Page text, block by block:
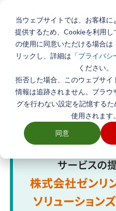
当ウェブサイトでは、お客様に
提供するため、Cookieを利用し
の使用に同意いただける場合は
リックし、詳細は 「プライバシ
ください。
拒否した場合、このウェブサイ
情報は追跡されません。ブラウ
グを行わない設定を記憶する
使用されます。
同意
ホーム> 製品とサービス一覧>エ
TerraMapシリーズ